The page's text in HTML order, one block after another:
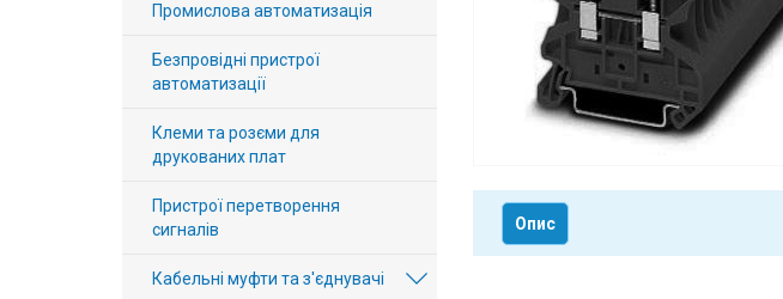
Виробники
Контакти
Доставка
Підтримка
Опис
Промислова автоматизація
Безпровідні пристрої
автоматизації
Клеми та розєми для
друкованих плат
Пристрої перетворення
сигналів
Кабельні муфти та з'єднувачі